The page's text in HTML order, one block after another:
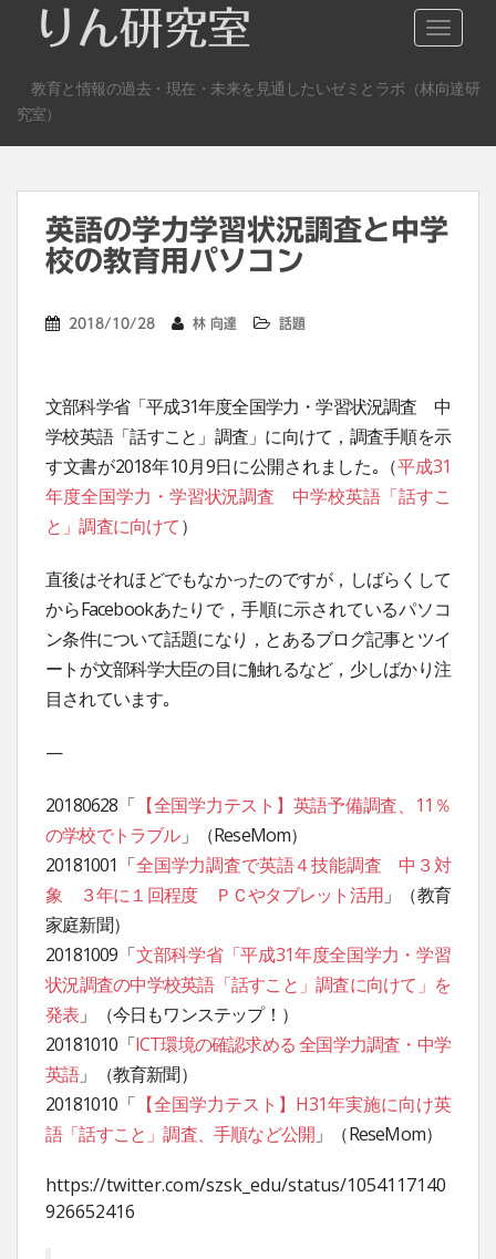
o
りん研究室
教育と情報の過去・現在・未来を見通したいゼミとラボ（林向達研
究室）
英語の学力学習状況調査と中学
校の教育用パソコン
2018/10/28 林 向達 話題
文部科学省「平成31年度全国学力・学習状況調査 中
学校英語「話すこと」調査」に向けて，調査手順を示
す文書が2018年10月9日に公開されました｡（平成31
年度全国学力・学習状況調査 中学校英語「話すこ
と」調査に向けて）
直後はそれほどでもなかったのですが，しばらくして
からFacebookあたりで，手順に示されているパソコ
ン条件について話題になり，とあるブログ記事とツイ
ートが文部科学大臣の目に触れるなど，少しばかり注
目されています｡
—
20180628「 【全国学力テスト】英語予備調査、11％
の学校でトラブル」（ReseMom）
20181001「全国学力調査で英語４技能調査 中３対
象 ３年に１回程度 ＰＣやタブレット活用 」（教育
家庭新聞）
20181009「文部科学省「平成31年度全国学力・学習
状況調査の中学校英語「話すこと」調査に向けて」を
発表 」（今日もワンステップ！）
20181010「ICT環境の確認求める 全国学力調査・中学
英語」（教育新聞）
20181010「 【全国学力テスト】H31年実施に向け英
語「話すこと」調査、手順など公開 」（ReseMom）
https://twitter.com/szsk_edu/status/1054117140
926652416